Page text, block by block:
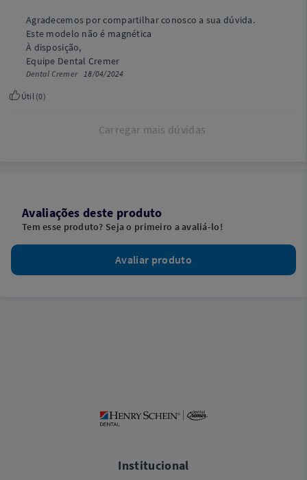
Agradecemos por compartilhar conosco a sua dúvida.
Este modelo não é magnética
À disposição,
Equipe Dental Cremer
Dental Cremer18/04/2024
Útil (0)
Carregar mais dúvidas
Avaliações deste produto
Tem esse produto? Seja o primeiro a avaliá-lo!
Avaliar produto
Institucional